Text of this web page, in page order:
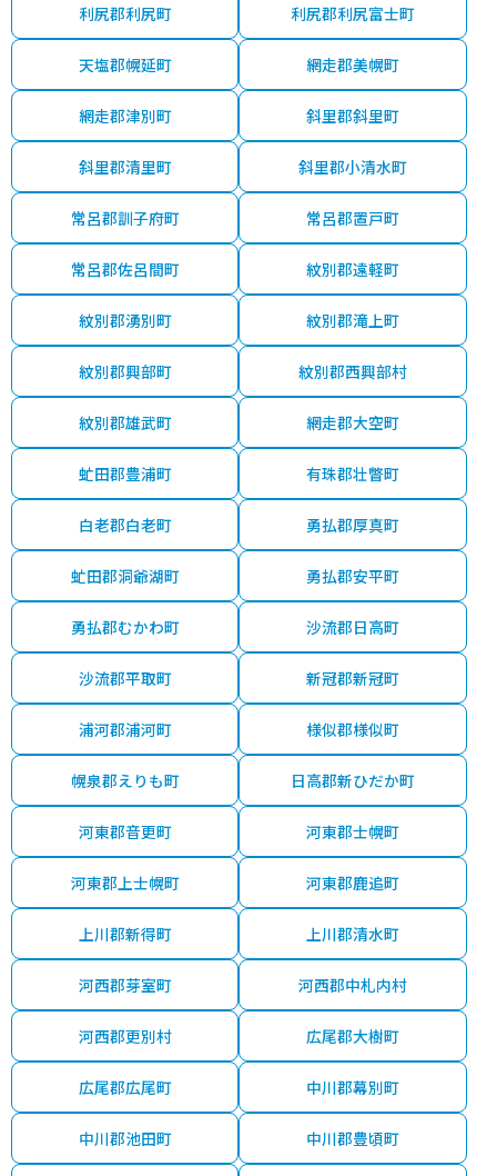
利尻郡利尻町 利尻郡利尻富士町
天塩郡幌延町 網走郡美幌町
網走郡津別町 斜里郡斜里町
斜里郡清里町 斜里郡小清水町
常呂郡訓子府町 常呂郡置戸町
常呂郡佐呂間町 紋別郡遠軽町
紋別郡湧別町 紋別郡滝上町
紋別郡興部町 紋別郡西興部村
紋別郡雄武町 網走郡大空町
虻田郡豊浦町 有珠郡壮瞥町
白老郡白老町 勇払郡厚真町
虻田郡洞爺湖町 勇払郡安平町
勇払郡むかわ町 沙流郡日高町
沙流郡平取町 新冠郡新冠町
浦河郡浦河町 様似郡様似町
幌泉郡えりも町 日高郡新ひだか町
河東郡音更町 河東郡士幌町
河東郡上士幌町 河東郡鹿追町
上川郡新得町 上川郡清水町
河西郡芽室町 河西郡中札内村
河西郡更別村 広尾郡大樹町
広尾郡広尾町 中川郡幕別町
中川郡池田町 中川郡豊頃町